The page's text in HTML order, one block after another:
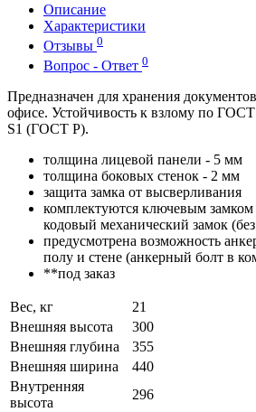
Описание
Характеристики
Отзывы 0
Вопрос - Ответ 0
Предназначен для хранения
офисе. Устойчивость к взлому по
S1 (ГОСТ Р).
толщина лицевой панели - 5 мм
толщина боковых стенок - 2 мм
защита замка от высверливания
комплектуются ключевым
кодовый механический замок
предусмотрена возможность
полу и стене (анкерный болт в
**под заказ
Вес, кг
21
Внешняя высота
300
Внешняя глубина
355
Внешняя ширина
440
Внутренняя
высота
296